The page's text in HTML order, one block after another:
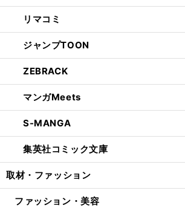
リマコミ
ジャンプTOON
ZEBRACK
マンガMeets
S-MANGA
集英社コミック文庫
取材・ファッション
ファッション・美容